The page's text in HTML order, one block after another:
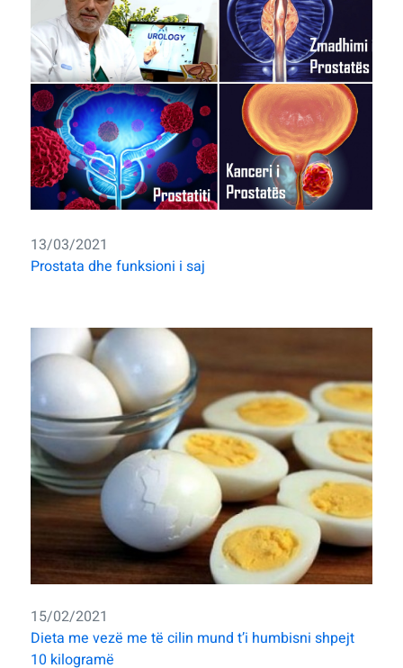
13/03/2021
Prostata dhe funksioni i saj
15/02/2021
Dieta me vezë me të cilin mund t’i humbisni shpejt
10 kilogramë